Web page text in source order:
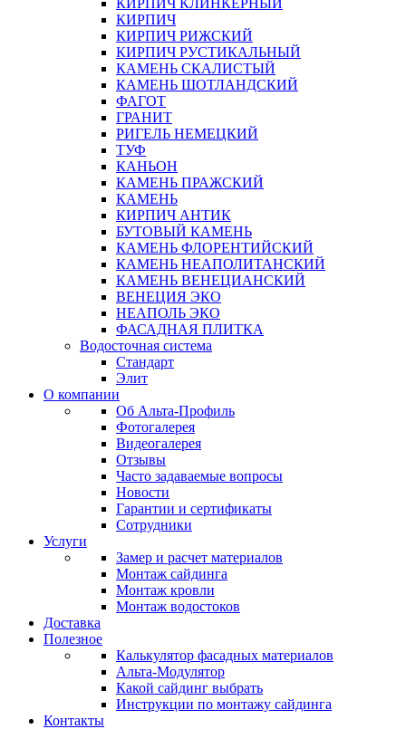
КИРПИЧ КЛИНКЕРНЫЙ
КИРПИЧ
КИРПИЧ РИЖСКИЙ
КИРПИЧ РУСТИКАЛЬНЫЙ
КАМЕНЬ СКАЛИСТЫЙ
КАМЕНЬ ШОТЛАНДСКИЙ
ФАГОТ
ГРАНИТ
РИГЕЛЬ НЕМЕЦКИЙ
ТУФ
КАНЬОН
КАМЕНЬ ПРАЖСКИЙ
КАМЕНЬ
КИРПИЧ АНТИК
БУТОВЫЙ КАМЕНЬ
КАМЕНЬ ФЛОРЕНТИЙСКИЙ
КАМЕНЬ НЕАПОЛИТАНСКИЙ
КАМЕНЬ ВЕНЕЦИАНСКИЙ
ВЕНЕЦИЯ ЭКО
НЕАПОЛЬ ЭКО
ФАСАДНАЯ ПЛИТКА
Водосточная система
Стандарт
Элит
О компании
Об Альта-Профиль
Фотогалерея
Видеогалерея
Отзывы
Часто задаваемые вопросы
Новости
Гарантии и сертификаты
Сотрудники
Услуги
Замер и расчет материалов
Монтаж сайдинга
Монтаж кровли
Монтаж водостоков
Доставка
Полезное
Калькулятор фасадных материалов
Альта-Модулятор
Какой сайдинг выбрать
Инструкции по монтажу сайдинга
Контакты